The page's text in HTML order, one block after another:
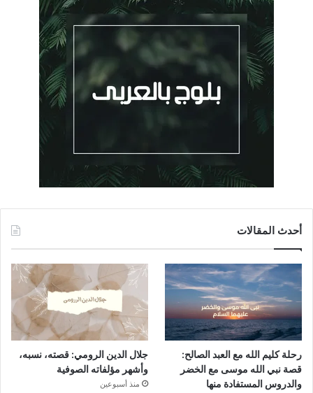
أحدث المقالات
رحلة كليم الله مع العبد الصالح:
قصة نبي الله موسى مع الخضر
والدروس المستفادة منها
جلال الدين الرومي: قصته، نسبه،
وأشهر مؤلفاته الصوفية
منذ أسبوعين